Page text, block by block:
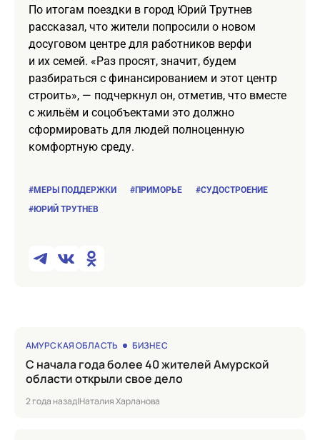
По итогам поездки в город Юрий Трутнев
рассказал, что жители попросили о новом
досуговом центре для работников верфи
и их семей. «Раз просят, значит, будем
разбираться с финансированием и этот центр
строить», — подчеркнул он, отметив, что вместе
с жильём и соцобъектами это должно
сформировать для людей полноценную
комфортную среду.
#МЕРЫ ПОДДЕРЖКИ #ПРИМОРЬЕ
#СУДОСТРОЕНИЕ
#ЮРИЙ ТРУТНЕВ
АМУРСКАЯ ОБЛАСТЬ БИЗНЕС
с начала года более 40 жителей Амурской
области открыли свое дело
2 года назад|Наталия Харланова